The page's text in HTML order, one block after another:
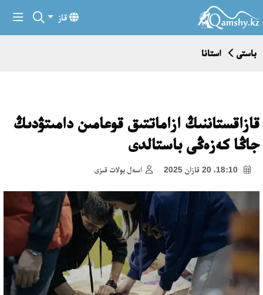
قاز
باستى استانا
قازاقستاننىڭ ازاماتتىق قوعامىن دامىتۋدىڭ
جاڭا كەزەڭى باستالدى
اسەل بولات قىزى